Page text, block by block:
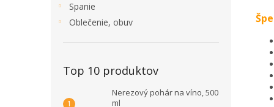
Spanie
Oblečenie, obuv
Top 10 produktov
Nerezový pohár na víno, 500
ml